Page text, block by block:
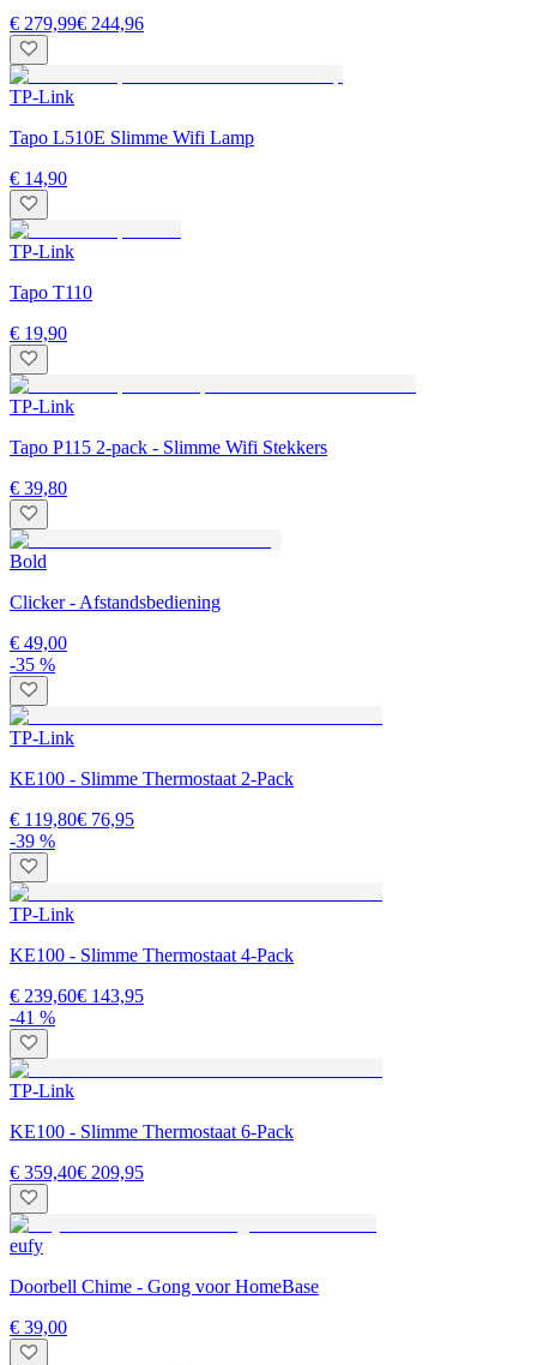
€ 279,99€ 244,96
TP-Link
Tapo L510E Slimme Wifi Lamp
€ 14,90
TP-Link
Tapo T110
€ 19,90
TP-Link
Tapo P115 2-pack - Slimme Wifi Stekkers
€ 39,80
Bold
Clicker - Afstandsbediening
€ 49,00
-35 %
TP-Link
KE100 - Slimme Thermostaat 2-Pack
€ 119,80€ 76,95
-39 %
TP-Link
KE100 - Slimme Thermostaat 4-Pack
€ 239,60€ 143,95
-41 %
TP-Link
KE100 - Slimme Thermostaat 6-Pack
€ 359,40€ 209,95
eufy
Doorbell Chime - Gong voor HomeBase
€ 39,00